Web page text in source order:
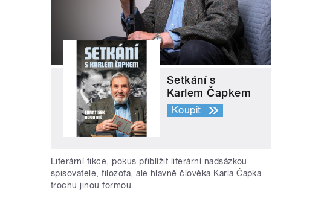
Setkání s
Karlem Čapkem
Koupit
Literární fikce, pokus přiblížit literární nadsázkou
spisovatele, filozofa, ale hlavně člověka Karla Čapka
trochu jinou formou.